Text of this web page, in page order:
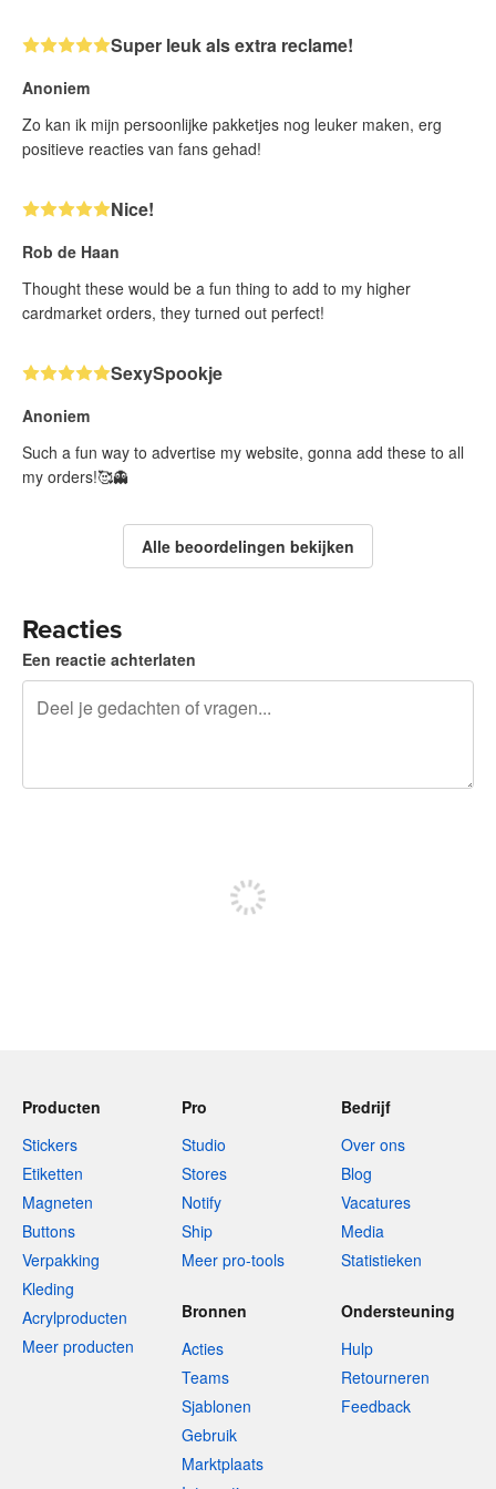
Super leuk als extra reclame!
Anoniem
Zo kan ik mijn persoonlijke pakketjes nog leuker maken, erg
positieve reacties van fans gehad!
Nice!
Rob de Haan
Thought these would be a fun thing to add to my higher
cardmarket orders, they turned out perfect!
SexySpookje
Anoniem
Such a fun way to advertise my website, gonna add these to all
my orders!🥰👻
Alle beoordelingen bekijken
Reacties
Een reactie achterlaten
Producten
Stickers
Etiketten
Magneten
Buttons
Verpakking
Kleding
Acrylproducten
Meer producten
Pro
Studio
Stores
Notify
Ship
Meer pro-tools
Bedrijf
Over ons
Blog
Vacatures
Media
Statistieken
Bronnen
Acties
Teams
Sjablonen
Gebruik
Marktplaats
Ondersteuning
Hulp
Retourneren
Feedback